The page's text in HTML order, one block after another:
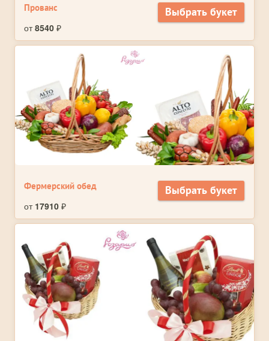
Прованс
от8540 ₽
Выбрать букет
Фермерский обед
от 17910 ₽
Выбрать букет